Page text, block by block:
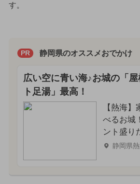
す。
PR 静岡県のオススメおでかけ
広い空に青い海♪お城の「
ト足湯」最高！
【熱海
べるお城
ント盛り
静岡県